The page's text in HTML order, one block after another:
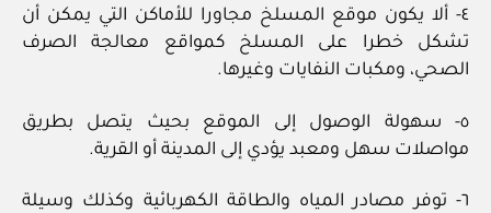
٤- ألا يكون موقع المسلخ مجاورا للأماكن التي يمكن أن
تشكل خطرا على المسلخ كمواقع معالجة الصرف
الصحي، ومكبات النفايات وغيرها.
٥- سهولة الوصول إلى الموقع بحيث يتصل بطريق
مواصلات سهل ومعبد يؤدي إلى المدينة أو القرية.
٦- توفر مصادر المياه والطاقة الكهربائية وكذلك وسيلة